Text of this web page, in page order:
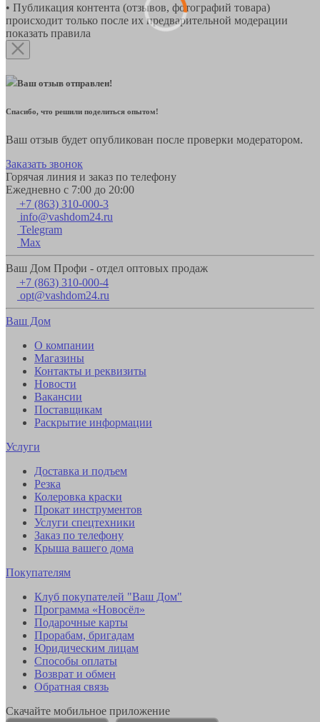
• Публикация контента (отзывов, фотографий товара)
происходит только после их предварительной модерации
показать правила
Ваш отзыв отправлен!
Спасибо, что решили поделиться опытом!
Ваш отзыв будет опубликован после проверки модератором.
Заказать звонок
Горячая линия и заказ по телефону
Ежедневно с 7:00 до 20:00
+7 (863) 310-000-3
info@vashdom24.ru
Telegram
Max
Ваш Дом Профи - отдел оптовых продаж
+7 (863) 310-000-4
opt@vashdom24.ru
Ваш Дом
О компании
Магазины
Контакты и реквизиты
Новости
Вакансии
Поставщикам
Раскрытие информации
Услуги
Доставка и подъем
Резка
Колеровка краски
Прокат инструментов
Услуги спецтехники
Заказ по телефону
Крыша вашего дома
Покупателям
Клуб покупателей "Ваш Дом"
Программа «Новосёл»
Подарочные карты
Прорабам, бригадам
Юридическим лицам
Способы оплаты
Возврат и обмен
Обратная связь
Скачайте мобильное приложение